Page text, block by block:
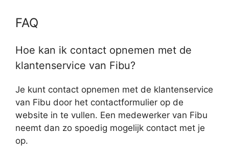
FAQ
Hoe kan ik contact opnemen met de
klantenservice van Fibu?
Je kunt contact opnemen met de klantenservice
van Fibu door het contactformulier op de
website in te vullen. Een medewerker van Fibu
neemt dan zo spoedig mogelijk contact met je
op.